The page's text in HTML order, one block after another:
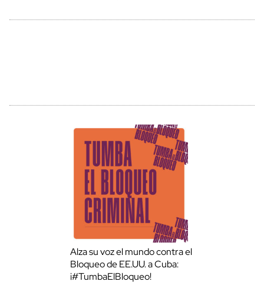
Alza su voz el mundo contra el
Bloqueo de EE.UU. a Cuba:
¡#TumbaElBloqueo!